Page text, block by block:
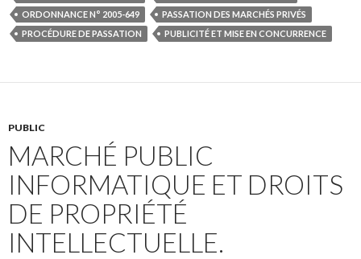
ORDONNANCE N° 2005-649
PASSATION DES MARCHÉS PRIVÉS
PROCÉDURE DE PASSATION
PUBLICITÉ ET MISE EN CONCURRENCE
PUBLIC
MARCHÉ PUBLIC
INFORMATIQUE ET DROITS
DE PROPRIÉTÉ
INTELLECTUELLE.